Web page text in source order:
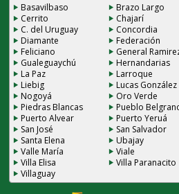
Basavilbaso Brazo Largo
Cerrito
Chajarí
C. del Uruguay
Concordia
Diamante
Federación
Feliciano
General
Gualeguaychú
Hernandarias
La Paz
Larroque
Liebig
Lucas González
Nogoyá
Oro Verde
Piedras Blancas
Pueblo
Puerto Alvear
Puerto Yeruá
San José
San Salvador
Santa Elena
Ubajay
Valle María
Viale
Villa Elisa
Villa Paranacito
Villaguay